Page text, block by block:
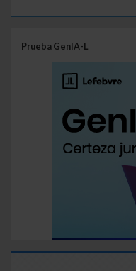
Prueba GenIA-L